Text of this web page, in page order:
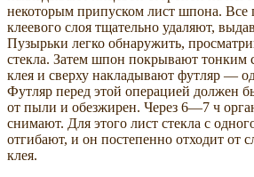
некоторым припуском лист шпона. Все
клеевого слоя тщательно удаляют,
Пузырьки легко обнаружить,
стекла. Затем шпон покрывают тонким
клея и сверху накладывают футляр —
Футляр перед этой операцией должен
от пыли и обезжирен. Через 6—7 ч
снимают. Для этого лист стекла с
отгибают, и он постепенно отходит от
клея.